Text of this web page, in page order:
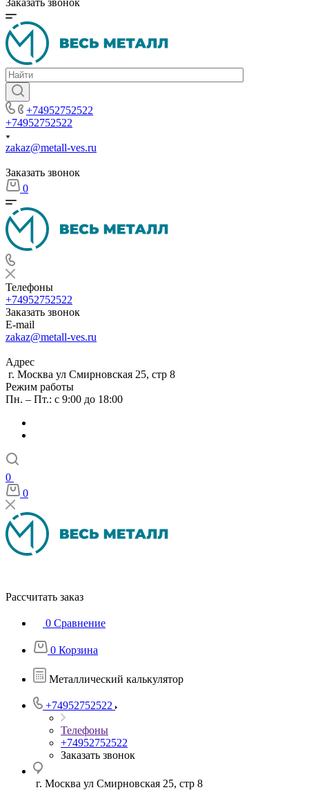
Заказать звонок
+74952752522
+74952752522
zakaz@metall-ves.ru
Заказать звонок
0
Телефоны
+74952752522
Заказать звонок
E-mail
zakaz@metall-ves.ru
Адрес
г. Москва ул Смирновская 25, стр 8
Режим работы
Пн. – Пт.: с 9:00 до 18:00
0
0
Рассчитать заказ
0 Сравнение
0 Корзина
Металлический калькулятор
+74952752522
Телефоны
+74952752522
Заказать звонок
г. Москва ул Смирновская 25, стр 8